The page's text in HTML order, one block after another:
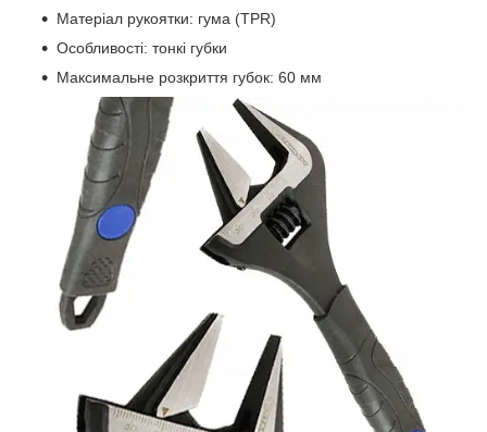
Матеріал рукоятки: гума (TPR)
Особливості: тонкі губки
Максимальне розкриття губок: 60 мм